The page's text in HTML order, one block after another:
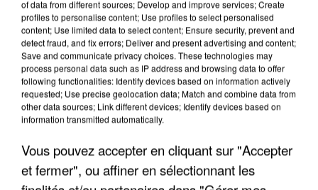
UN SECOND CADRE DE LA DZ MAFIA
INTERPELLÉ EN ALGÉRIE
of data from different sources; Develop and improve services; Create
profiles to personalise content; Use profiles to select personalised
content; Use limited data to select content; Ensure security, prevent and
detect fraud, and fix errors; Deliver and present advertising and content;
Save and communicate privacy choices. These technologies may
process personal data such as IP address and browsing data to offer
following functionalities: Identify devices based on information actively
requested; Use precise geolocation data; Match and combine data from
other data sources; Link different devices; Identify devices based on
information transmitted automatically.
Vous pouvez accepter en cliquant sur "Accepter
et fermer", ou affiner en sélectionnant les